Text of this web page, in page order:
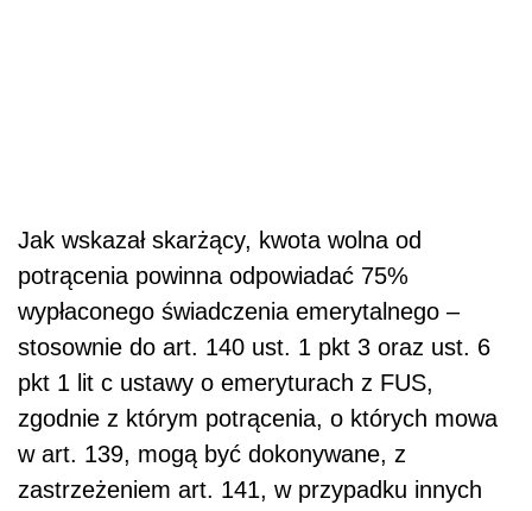
Jak wskazał skarżący, kwota wolna od
potrącenia powinna odpowiadać 75%
wypłaconego świadczenia emerytalnego –
stosownie do art. 140 ust. 1 pkt 3 oraz ust. 6
pkt 1 lit c ustawy o emeryturach z FUS,
zgodnie z którym potrącenia, o których mowa
w art. 139, mogą być dokonywane, z
zastrzeżeniem art. 141, w przypadku innych